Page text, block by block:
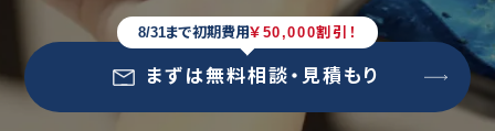
まずは無料相談・見積もり
8/31まで初期費用￥50,000割引！